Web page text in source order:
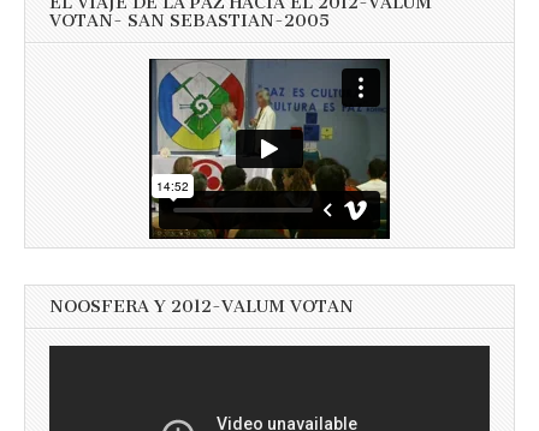
VOTAN- SAN SEBASTIAN-2005
NOOSFERA Y 2012-VALUM VOTAN